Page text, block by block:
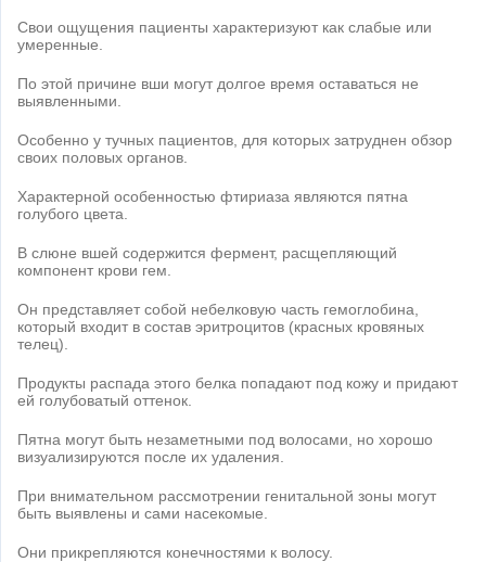
Свои ощущения пациенты характеризуют как слабые или
умеренные.
По этой причине вши могут долгое время оставаться не
выявленными.
Особенно у тучных пациентов, для которых затруднен обзор
своих половых органов.
Характерной особенностью фтириаза являются пятна
голубого цвета.
В слюне вшей содержится фермент, расщепляющий
компонент крови гем.
Он представляет собой небелковую часть гемоглобина,
который входит в состав эритроцитов (красных кровяных
телец).
Продукты распада этого белка попадают под кожу и придают
ей голубоватый оттенок.
Пятна могут быть незаметными под волосами, но хорошо
визуализируются после их удаления.
При внимательном рассмотрении генитальной зоны могут
быть выявлены и сами насекомые.
Они прикрепляются конечностями к волосу.